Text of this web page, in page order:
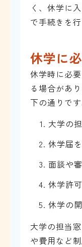
く、休学に
で手続きを
休学に
休学時に必
る場合があ
下の通りです
大学の
休学届
面談や
休学許
休学の
大学の担当
や費用など